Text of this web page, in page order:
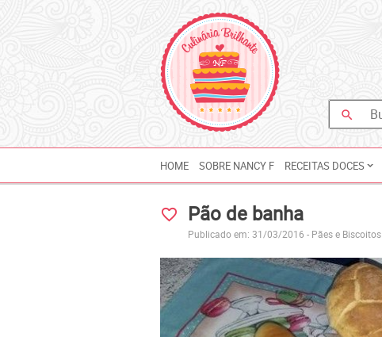
search
HOME SOBRE NANCY F RECEITAS DOCES
favorite_border Pão de banha
Publicado em: 31/03/2016 - Pães e